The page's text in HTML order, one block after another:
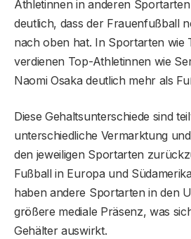
Athletinnen in anderen
deutlich, dass der Frauenfußball
nach oben hat. In Sportarten wie
verdienen Top-Athletinnen wie
Naomi Osaka deutlich mehr als
Diese Gehaltsunterschiede sind
unterschiedliche Vermarktung
den jeweiligen Sportarten
Fußball in Europa und
haben andere Sportarten in den
größere mediale Präsenz, was
Gehälter auswirkt.